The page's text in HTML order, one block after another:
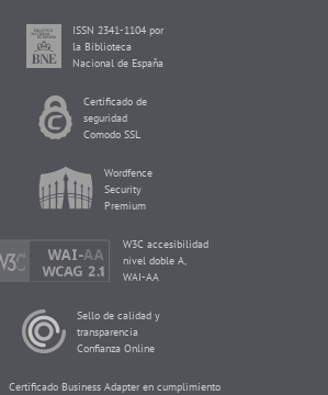
ISSN 2341-1104 por
la Biblioteca
Nacional de España
Certificado de
seguridad
Comodo SSL
Wordfence
Security
Premium
W3C accesibilidad
nivel doble A,
WAI-AA
Sello de calidad y
transparencia
Confianza Online
Certificado Business Adapter en cumplimiento